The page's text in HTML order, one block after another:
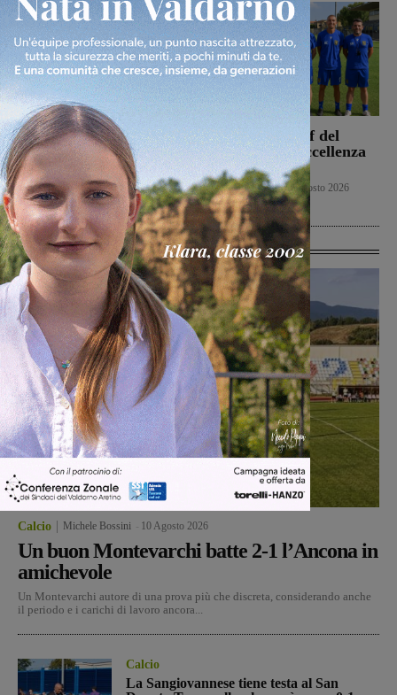
La Sangiovannese tiene
testa al San Donato
Tavarnelle, che però
passa 0-1
Calcio 9 Agosto 2026
Ufficiale lo staff del
Figline per l’Eccellenza
2026-2027
Primo piano 9 Agosto 2026
Ultime Calcio
Calcio Michele Bossini 10 Agosto 2026
Un buon Montevarchi batte 2-1 l’Ancona in
amichevole
Un Montevarchi autore di una prova più che discreta, considerando anche
il periodo e i carichi di lavoro ancora...
Calcio
La Sangiovannese tiene testa al San